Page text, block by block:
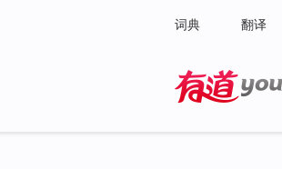
词典 翻译